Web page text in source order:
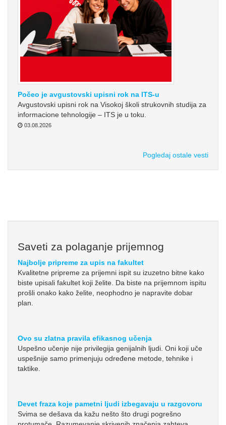
Počeo je avgustovski upisni rok na ITS-u
Avgustovski upisni rok na Visokoj školi strukovnih studija za
informacione tehnologije – ITS je u toku.
03.08.2026
Pogledaj ostale vesti
Saveti za polaganje prijemnog
Najbolje pripreme za upis na fakultet
Kvalitetne pripreme za prijemni ispit su izuzetno bitne kako
biste upisali fakultet koji želite. Da biste na prijemnom ispitu
prošli onako kako želite, neophodno je napravite dobar
plan.
Ovo su zlatna pravila efikasnog učenja
Uspešno učenje nije privilegija genijalnih ljudi. Oni koji uče
uspešnije samo primenjuju određene metode, tehnike i
taktike.
Devet fraza koje pametni ljudi izbegavaju u razgovoru
Svima se dešava da kažu nešto što drugi pogrešno